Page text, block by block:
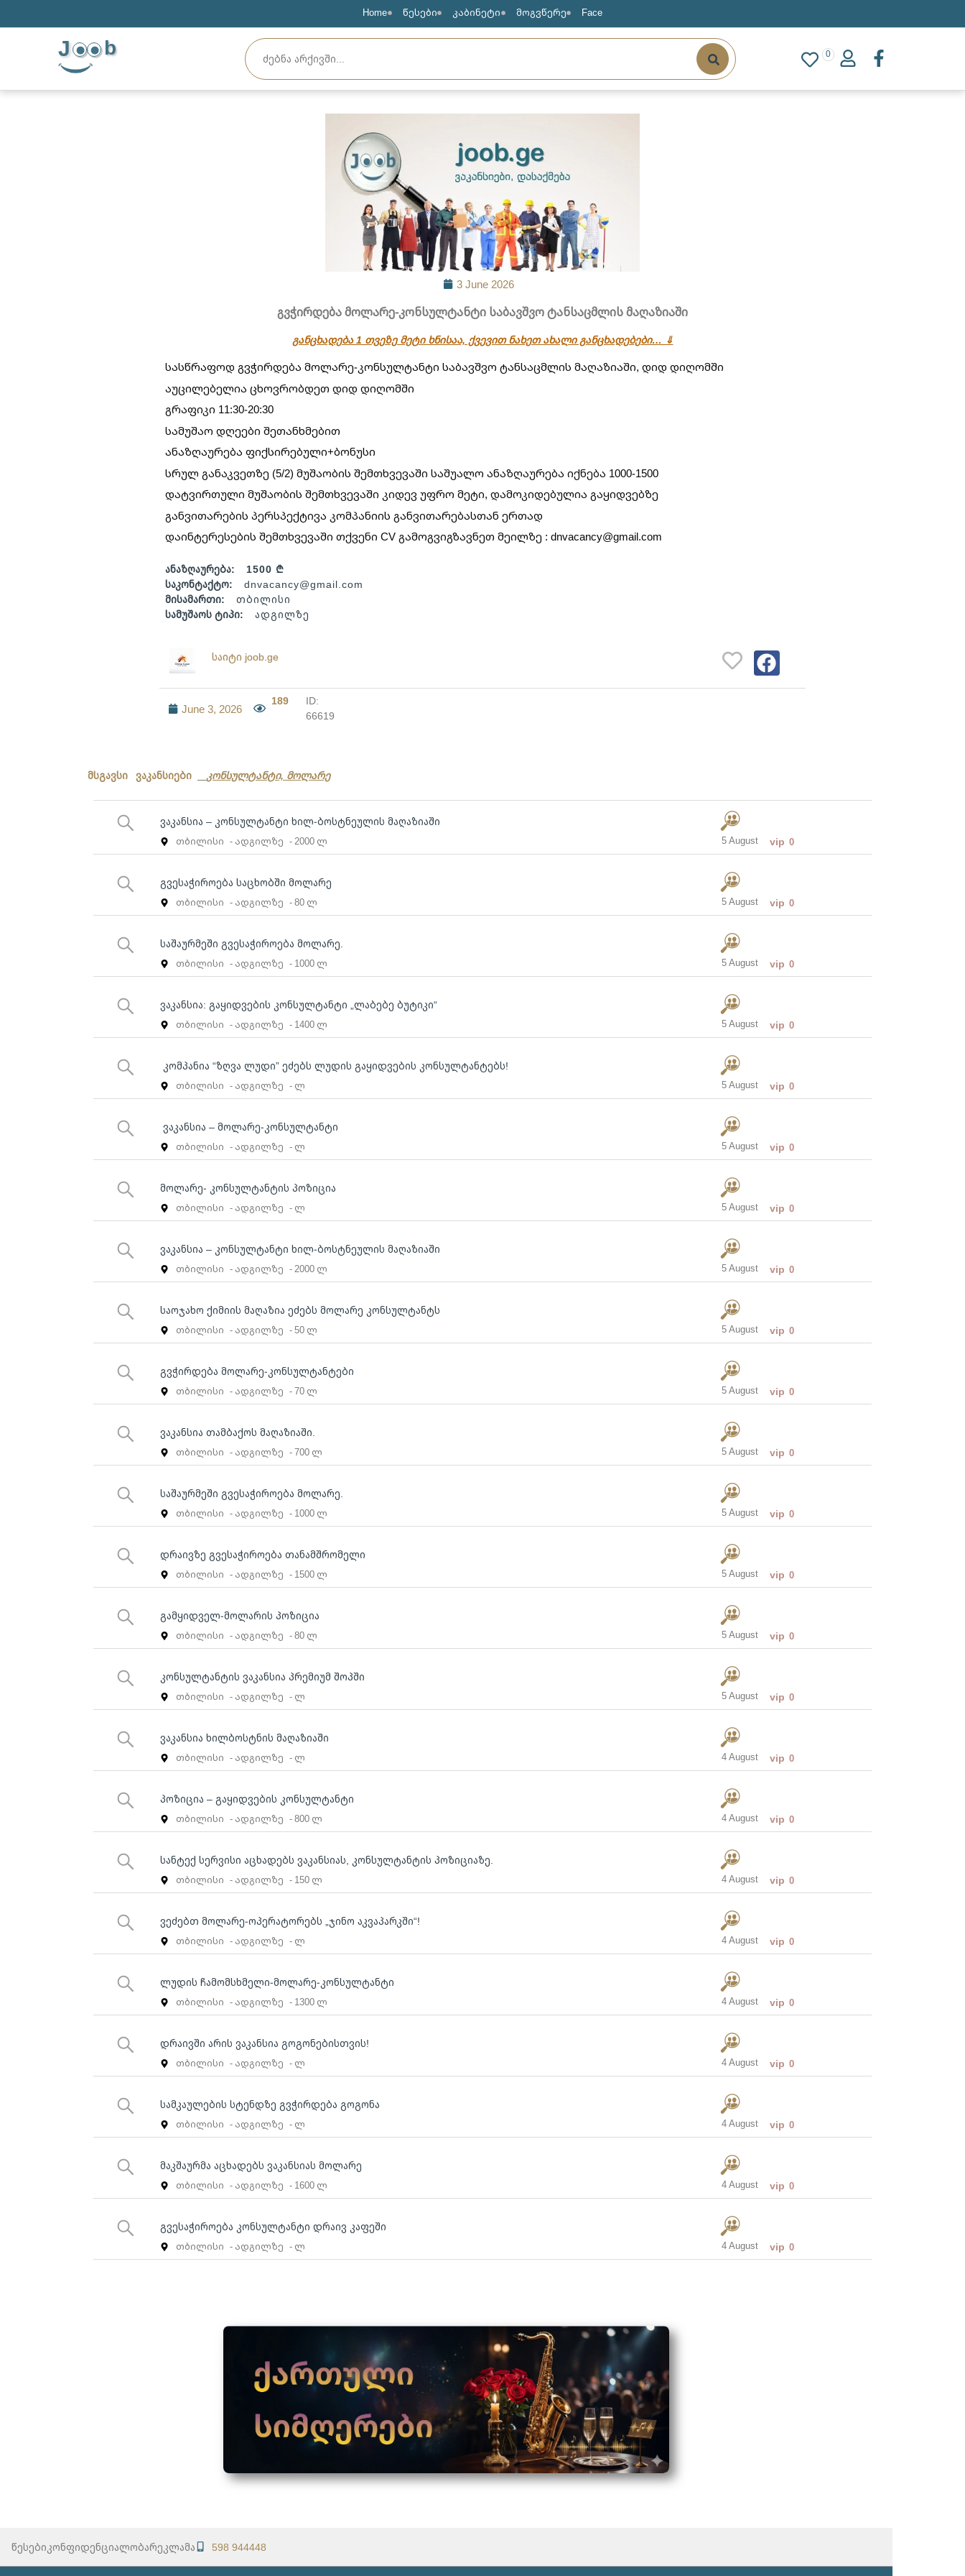
Home წესები კაბინეტი მოგვწერე Face
J b 0
3 June 2026
გვჭირდება მოლარე-კონსულტანტი საბავშვო ტანსაცმლის მაღაზიაში
განცხადება 1 თვეზე მეტი ხნისაა, ქვევით ნახეთ ახალი განცხადებები… ⇓
სასწრაფოდ გვჭირდება მოლარე-კონსულტანტი საბავშვო ტანსაცმლის მაღაზიაში, დიდ დიღომში
აუცილებელია ცხოვრობდეთ დიდ დიღომში
გრაფიკი 11:30-20:30
სამუშაო დღეები შეთანხმებით
ანაზღაურება ფიქსირებული+ბონუსი
სრულ განაკვეთზე (5/2) მუშაობის შემთხვევაში საშუალო ანაზღაურება იქნება 1000-1500
დატვირთული მუშაობის შემთხვევაში კიდევ უფრო მეტი, დამოკიდებულია გაყიდვებზე
განვითარების პერსპექტივა კომპანიის განვითარებასთან ერთად
დაინტერესების შემთხვევაში თქვენი CV გამოგვიგზავნეთ მეილზე : dnvacancy@gmail.com
ანაზღაურება:
1500 ₾
საკონტაქტო:
dnvacancy@gmail.com
მისამართი:
თბილისი
სამუშაოს ტიპი:
ადგილზე
საიტი joob.ge
June 3, 2026
189
ID:
66619
მსგავსი ვაკანსიები კონსულტანტი, მოლარე
ვაკანსია – კონსულტანტი ხილ-ბოსტნეულის მაღაზიაში
თბილისი - ადგილზე - 2000 ლ 5 August vip 0
გვესაჭიროება საცხობში მოლარე
თბილისი - ადგილზე - 80 ლ 5 August vip 0
საშაურმეში გვესაჭიროება მოლარე.
თბილისი - ადგილზე - 1000 ლ 5 August vip 0
ვაკანსია: გაყიდვების კონსულტანტი „ლაბებე ბუტიკი“
თბილისი - ადგილზე - 1400 ლ 5 August vip 0
კომპანია “ზღვა ლუდი” ეძებს ლუდის გაყიდვების კონსულტანტებს!
თბილისი - ადგილზე - ლ 5 August vip 0
ვაკანსია – მოლარე-კონსულტანტი
თბილისი - ადგილზე - ლ 5 August vip 0
მოლარე- კონსულტანტის პოზიცია
თბილისი - ადგილზე - ლ 5 August vip 0
ვაკანსია – კონსულტანტი ხილ-ბოსტნეულის მაღაზიაში
თბილისი - ადგილზე - 2000 ლ 5 August vip 0
საოჯახო ქიმიის მაღაზია ეძებს მოლარე კონსულტანტს
თბილისი - ადგილზე - 50 ლ 5 August vip 0
გვჭირდება მოლარე-კონსულტანტები
თბილისი - ადგილზე - 70 ლ 5 August vip 0
ვაკანსია თამბაქოს მაღაზიაში.
თბილისი - ადგილზე - 700 ლ 5 August vip 0
საშაურმეში გვესაჭიროება მოლარე.
თბილისი - ადგილზე - 1000 ლ 5 August vip 0
დრაივზე გვესაჭიროება თანამშრომელი
თბილისი - ადგილზე - 1500 ლ 5 August vip 0
გამყიდველ-მოლარის პოზიცია
თბილისი - ადგილზე - 80 ლ 5 August vip 0
კონსულტანტის ვაკანსია პრემიუმ შოპში
თბილისი - ადგილზე - ლ 5 August vip 0
ვაკანსია ხილბოსტნის მაღაზიაში
თბილისი - ადგილზე - ლ 4 August vip 0
პოზიცია – გაყიდვების კონსულტანტი
თბილისი - ადგილზე - 800 ლ 4 August vip 0
სანტექ სერვისი აცხადებს ვაკანსიას, კონსულტანტის პოზიციაზე.
თბილისი - ადგილზე - 150 ლ 4 August vip 0
ვეძებთ მოლარე-ოპერატორებს „ჯინო აკვაპარკში“!
თბილისი - ადგილზე - ლ 4 August vip 0
ლუდის ჩამომსხმელი-მოლარე-კონსულტანტი
თბილისი - ადგილზე - 1300 ლ 4 August vip 0
დრაივში არის ვაკანსია გოგონებისთვის!
თბილისი - ადგილზე - ლ 4 August vip 0
სამკაულების სტენდზე გვჭირდება გოგონა
თბილისი - ადგილზე - ლ 4 August vip 0
მაკშაურმა აცხადებს ვაკანსიას მოლარე
თბილისი - ადგილზე - 1600 ლ 4 August vip 0
გვესაჭიროება კონსულტანტი დრაივ კაფეში
თბილისი - ადგილზე - ლ 4 August vip 0
წესები კონფიდენციალობარეკლამა 598 944448